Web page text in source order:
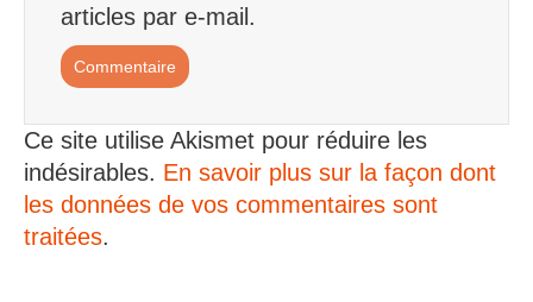
articles par e-mail.
Ce site utilise Akismet pour réduire les
indésirables. En savoir plus sur la façon dont
les données de vos commentaires sont
traitées.